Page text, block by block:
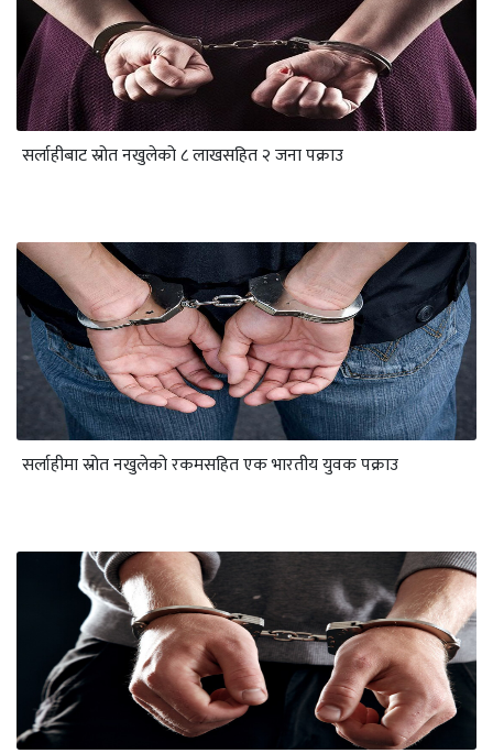
सर्लाहीबाट स्रोत नखुलेको ८ लाखसहित २ जना पक्राउ
सर्लाहीमा स्रोत नखुलेको रकमसहित एक भारतीय युवक पक्राउ